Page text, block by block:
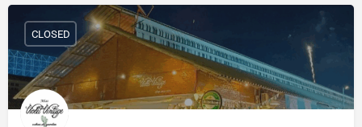
CLOSED